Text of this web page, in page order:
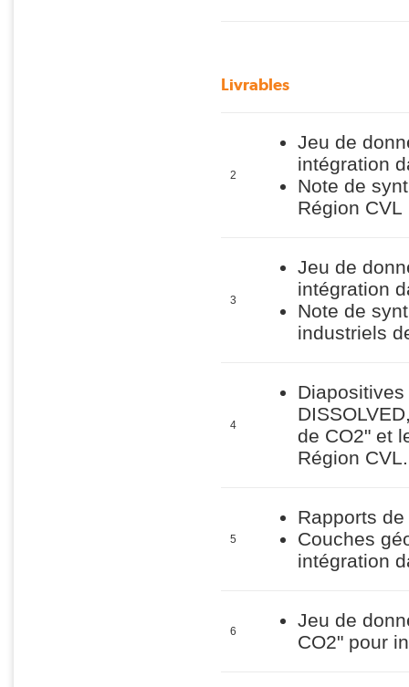
Livrables
2
Jeu de
intégration
Note de
Région CVL
3
Jeu de
intégration
Note de
industriels
4
de CO2" et
Région CVL.
5
Rapports
Couches
intégration
6
Jeu de
CO2" pour